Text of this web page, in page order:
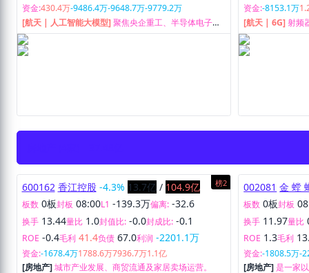
资金:430.4万-9486.4万-9648.7万-9779.2万
[航天 | 人工智能大模型]聚焦央企重工、半导体电子、
汽车及轨道交通、装备制造四个行业，全面拓展能源与
基础设施、新能源等行业，提供云产品与服务、软件系
统与服务等数字化转型解决方案。
资金:-8153.1万
[航天 | 6G]射频
和服务。
榜2
600162 香江控股 -4.3% 13.7亿 / 104.9亿
板数 0板封板 08:00L1 -139.3万偏离: -32.6
换手 13.44量比 1.0封值比: -0.0封成比: -0.1
ROE -0.4毛利 41.4负债 67.0利润 -2201.1万
资金:-1678.4万1788.6万7936.7万1.1亿
[房地产]城市产业发展、商贸流通及家居卖场运营。
002081 金 螳
板数 0板封板
换手 11.97量比
ROE 1.3毛利
资金:-1808.5万-
[房地产]是一家